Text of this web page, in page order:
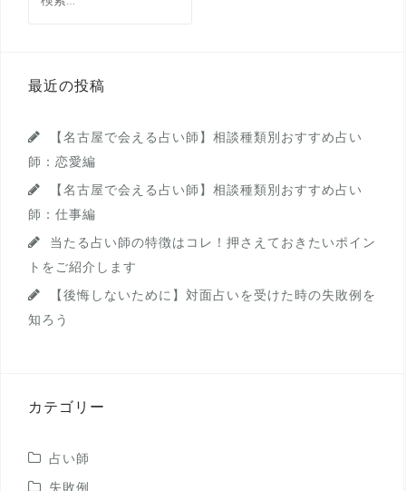
索:
最近の投稿
【名古屋で会える占い師】相談種類別おすすめ占い
師：恋愛編
【名古屋で会える占い師】相談種類別おすすめ占い
師：仕事編
当たる占い師の特徴はコレ！押さえておきたいポイン
トをご紹介します
【後悔しないために】対面占いを受けた時の失敗例を
知ろう
カテゴリー
占い師
失敗例